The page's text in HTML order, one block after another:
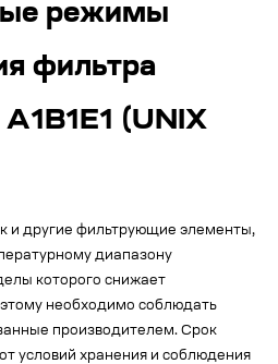
режимы
фильтра
(UNIX
и другие фильтрующие элементы,
диапазону
которого снижает
необходимо соблюдать
производителем. Срок
условий хранения и соблюдения